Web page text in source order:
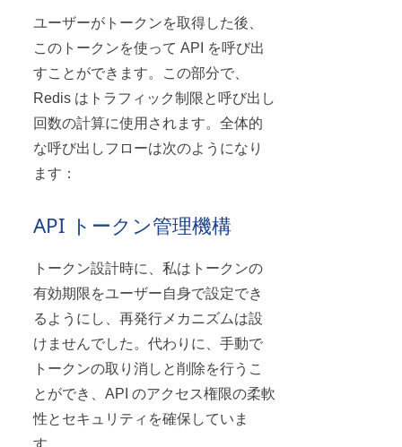
ユーザーがトークンを取得した後、
このトークンを使って API を呼び出
すことができます。この部分で、
Redis はトラフィック制限と呼び出し
回数の計算に使用されます。全体的
な呼び出しフローは次のようになり
ます：
API トークン管理機構
トークン設計時に、私はトークンの
有効期限をユーザー自身で設定でき
るようにし、再発行メカニズムは設
けませんでした。代わりに、手動で
トークンの取り消しと削除を行うこ
とができ、API のアクセス権限の柔軟
性とセキュリティを確保していま